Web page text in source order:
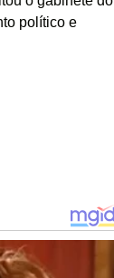
político e